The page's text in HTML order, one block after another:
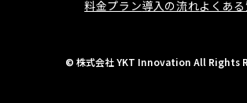
料金プラン導入の流れよくあ
© 株式会社 YKT Innovation All Rights